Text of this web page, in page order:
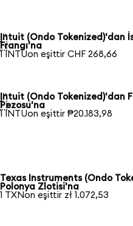
Intuit (Ondo Tokenized)'dan
Frangı'na
1 INTUon eşittir CHF 268,66
Intuit (Ondo Tokenized)'dan
Pezosu'na
1 INTUon eşittir ₱20.183,98
Texas Instruments (Ondo
Polonya Zlotisi'na
1 TXNon eşittir zł 1.072,53